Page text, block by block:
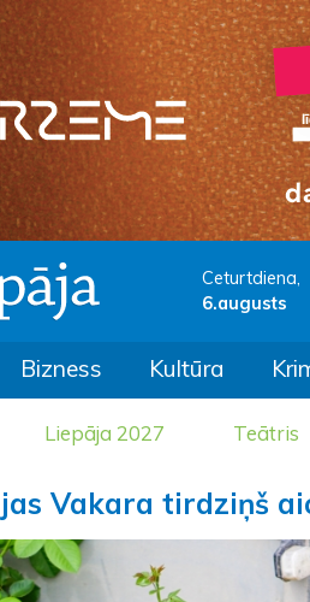
Ceturtdiena,
6.augusts
Bizness Kultūra
Liepāja 2027 Teātris
Vakara tirdziņš